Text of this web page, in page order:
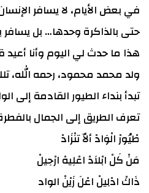
في بعض الأيام، لا يسافر
حتى بالذاكرة وحدها… بل
هذا ما حدث لي اليوم وأنا أعيد
ولد محمد محمود، رحمه الله،
تبدأ بنداء الطيور القادمة إلى
تعرف الطريق إلى الجمال
طْيُورْ الْوَادْ ألاّ تنْزَادْ
مَنْ كَلْ ابْلاَدْ اعْلِيهْ ارْحِيلْ
ذَاكْ ادْلِيلْ اعْلَ زَيْنْ الواد